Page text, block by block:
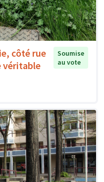
côté rue
véritable
Soumise
au vote